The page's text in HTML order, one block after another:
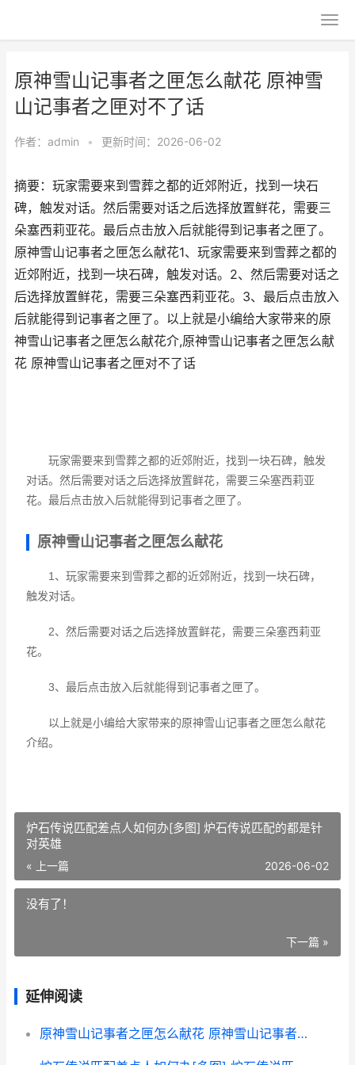
原神雪山记事者之匣怎么献花 原神雪
山记事者之匣对不了话
作者： admin • 更新时间：2026-06-02
摘要：玩家需要来到雪葬之都的近郊附近，找到一块石
碑，触发对话。然后需要对话之后选择放置鲜花，需要三
朵塞西莉亚花。最后点击放入后就能得到记事者之匣了。
原神雪山记事者之匣怎么献花1、玩家需要来到雪葬之都的
近郊附近，找到一块石碑，触发对话。2、然后需要对话之
后选择放置鲜花，需要三朵塞西莉亚花。3、最后点击放入
后就能得到记事者之匣了。以上就是小编给大家带来的原
神雪山记事者之匣怎么献花介,原神雪山记事者之匣怎么献
花 原神雪山记事者之匣对不了话
玩家需要来到雪葬之都的近郊附近，找到一块石碑，触发
对话。然后需要对话之后选择放置鲜花，需要三朵塞西莉亚
花。最后点击放入后就能得到记事者之匣了。
原神雪山记事者之匣怎么献花
1、玩家需要来到雪葬之都的近郊附近，找到一块石碑，
触发对话。
2、然后需要对话之后选择放置鲜花，需要三朵塞西莉亚
花。
3、最后点击放入后就能得到记事者之匣了。
以上就是小编给大家带来的原神雪山记事者之匣怎么献花
介绍。
炉石传说匹配差点人如何办[多图] 炉石传说匹配的都是针
对英雄
« 上一篇 2026-06-02
没有了！
下一篇 »
延伸阅读
原神雪山记事者之匣怎么献花 原神雪山记事者之匣对不了话